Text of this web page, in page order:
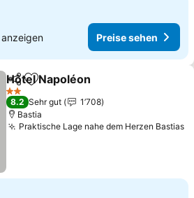
anzeigen Preise sehen
TeilenZu Favoriten hinzufügen
Hôtel Napoléon
2 Sterne
8.2 Sehr gut
1’708
Bastia
Praktische Lage nahe dem Herzen Bastias